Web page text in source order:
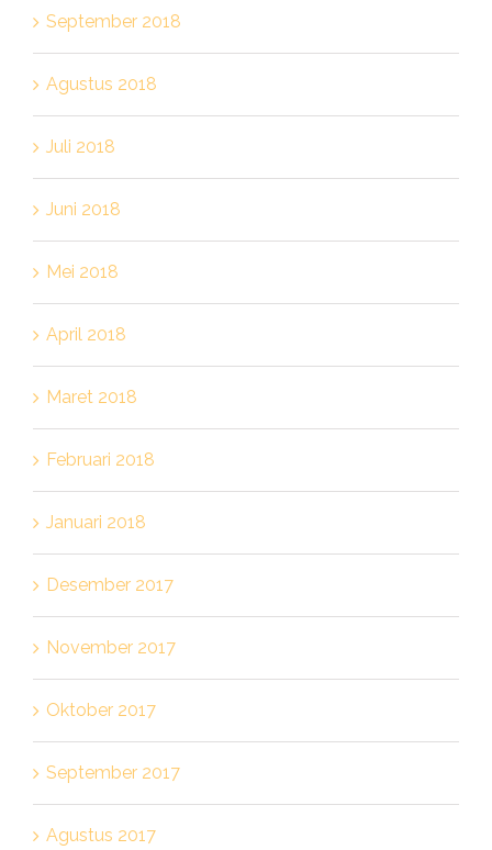
September 2018
Agustus 2018
Juli 2018
Juni 2018
Mei 2018
April 2018
Maret 2018
Februari 2018
Januari 2018
Desember 2017
November 2017
Oktober 2017
September 2017
Agustus 2017